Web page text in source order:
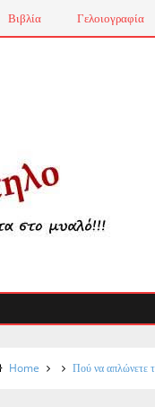
Βιβλία Γελοιογραφία
Home Πού να απλώνετε